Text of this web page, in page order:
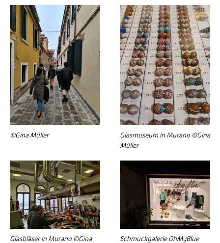
©Gina Müller
Glasmuseum in Murano ©Gina
Müller
Glasbläser in Murano ©Gina
Schmuckgalerie OhMyBlue